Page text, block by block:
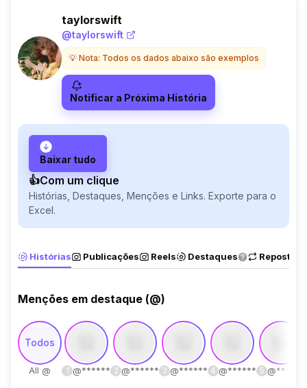
taylorswift
@taylorswift
💡 Nota: Todos os dados abaixo são exemplos
Notificar a Próxima História
Baixar tudo
👍Com um clique
Histórias, Destaques, Menções e Links. Exporte para o
Excel.
Histórias Publicações Reels Destaques Reposts
Menções em destaque (@)
Todos
All @ 1 @****** 2 @****** 3 @****** 4 @****** 5 @******